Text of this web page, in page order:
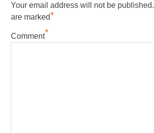
Your email address will not be published.
are marked*
Comment*